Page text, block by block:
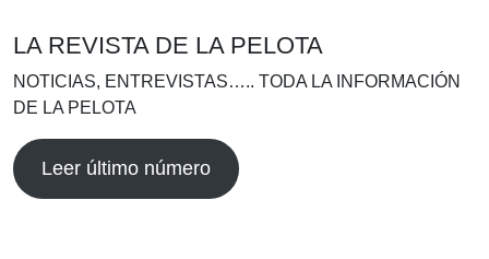
LA REVISTA DE LA PELOTA
NOTICIAS, ENTREVISTAS….. TODA LA INFORMACIÓN
DE LA PELOTA
Leer último número